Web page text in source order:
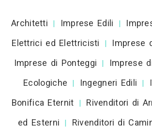
Architetti Imprese Edili
Elettrici ed Elettricisti
Imprese
Imprese di Ponteggi
Imprese
Ecologiche
Ingegneri Edili
Bonifica Eternit
Rivenditori di
ed Esterni
Rivenditori di